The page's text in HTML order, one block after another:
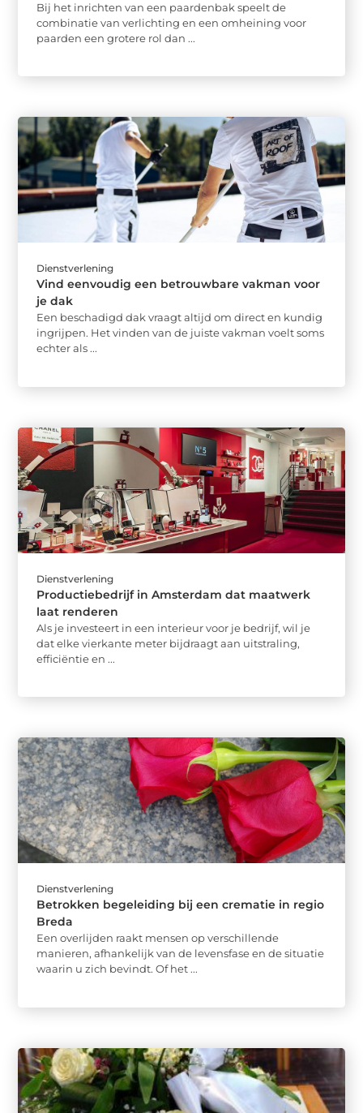
Bij het inrichten van een paardenbak speelt de
combinatie van verlichting en een omheining voor
paarden een grotere rol dan ...
Dienstverlening
Vind eenvoudig een betrouwbare vakman voor
je dak
Een beschadigd dak vraagt altijd om direct en kundig
ingrijpen. Het vinden van de juiste vakman voelt soms
echter als ...
Dienstverlening
Productiebedrijf in Amsterdam dat maatwerk
laat renderen
Als je investeert in een interieur voor je bedrijf, wil je
dat elke vierkante meter bijdraagt aan uitstraling,
efficiëntie en ...
Dienstverlening
Betrokken begeleiding bij een crematie in regio
Breda
Een overlijden raakt mensen op verschillende
manieren, afhankelijk van de levensfase en de situatie
waarin u zich bevindt. Of het ...